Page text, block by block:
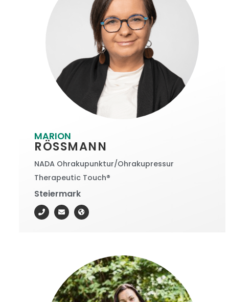
MARION
RÖSSMANN
NADA Ohrakupunktur/Ohrakupressur
Therapeutic Touch®
Steiermark